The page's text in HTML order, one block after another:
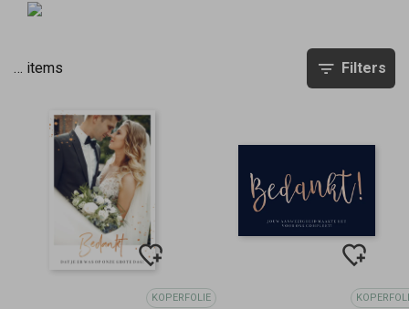
… items Filters
KOPERFOLIE